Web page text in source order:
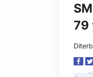
79